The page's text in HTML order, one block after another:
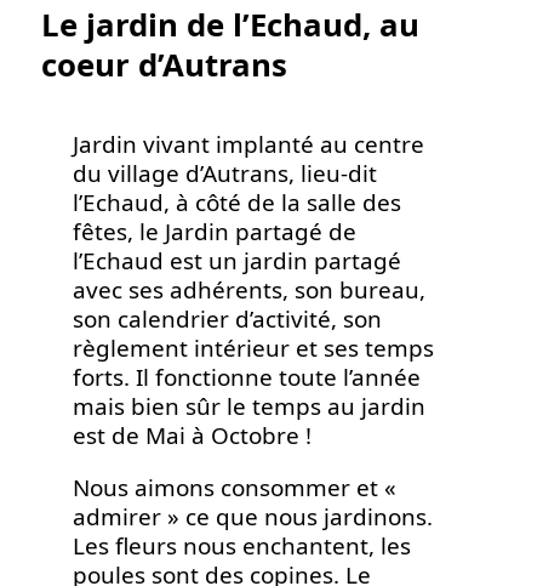
Le jardin de l’Echaud, au
coeur d’Autrans
Jardin vivant implanté au centre
du village d’Autrans, lieu-dit
l’Echaud, à côté de la salle des
fêtes, le Jardin partagé de
l’Echaud est un jardin partagé
avec ses adhérents, son bureau,
son calendrier d’activité, son
règlement intérieur et ses temps
forts. Il fonctionne toute l’année
mais bien sûr le temps au jardin
est de Mai à Octobre !
Nous aimons consommer et «
admirer » ce que nous jardinons.
Les fleurs nous enchantent, les
poules sont des copines. Le